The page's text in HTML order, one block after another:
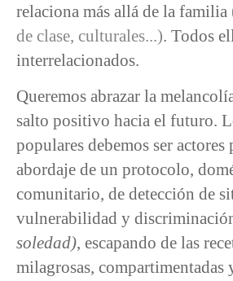
relaciona más allá de la familia
de clase, culturales...). Todos
interrelacionados.
Queremos abrazar la
salto positivo hacia el futuro.
populares debemos ser
abordaje de un protocolo,
comunitario, de detección de
vulnerabilidad y
soledad), escapando de las
milagrosas, compartimentadas